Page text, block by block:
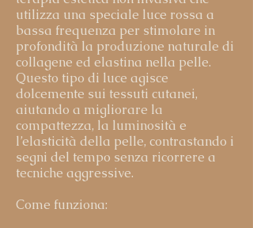
utilizza una speciale luce rossa a
bassa frequenza per stimolare in
profondità la produzione naturale di
collagene ed elastina nella pelle.
Questo tipo di luce agisce
dolcemente sui tessuti cutanei,
aiutando a migliorare la
compattezza, la luminosità e
l’elasticità della pelle, contrastando i
segni del tempo senza ricorrere a
tecniche aggressive.
Come funziona: